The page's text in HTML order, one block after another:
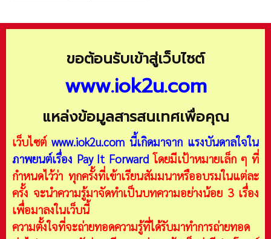
ขอต้อนรับเข้าสู่เว็บไซต์
www.iok2u.com
แหล่งข้อมูลสารสนเทศเพื่อคุณ
เว็บไซต์ www.iok2u.com นี้เกิดมาจาก แรงบันดาลใจใน
ภาพยนต์เรื่อง Pay It Forward โดยมีเป้าหมายเล็ก ๆ ที่
กำหนดไว้ว่า ทุกครั้งที่เข้าเรียนสัมมนาหรืออบรมในแต่ละ
ครั้ง จะนำความรู้มาจัดทำเป็นบทความอย่างน้อย 3 เรื่อง
เพื่อมาลงในเว็บนี้
ความตั้งใจที่จะถ่ายทอดความรู้ที่ได้รับมาทำการถ่ายทอด